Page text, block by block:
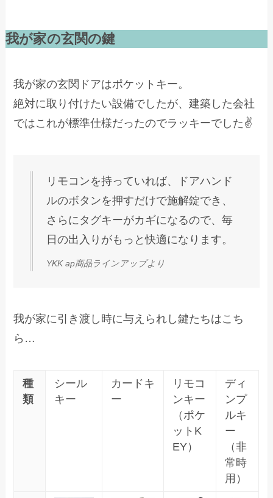
我が家の玄関の鍵
我が家の玄関ドアはポケットキー。
絶対に取り付けたい設備でしたが、建築した会社
ではこれが標準仕様だったのでラッキーでした✌
リモコンを持っていれば、ドアハンド
ルのボタンを押すだけで施解錠でき、
さらにタグキーがカギになるので、毎
日の出入りがもっと快適になります。
YKK ap商品ラインアップより
我が家に引き渡し時に与えられし鍵たちはこち
ら…
種
類
シール
キー
カードキ
ー
リモコ
ンキー
（ポケ
ットK
EY）
ディ
ンプ
ルキ
ー
（非
常時
用）